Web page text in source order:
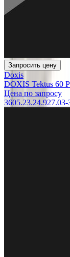
Запросить цену
Doxis
DOXIS Tektus 60
Цена по запросу
3605.23.24.927.03-